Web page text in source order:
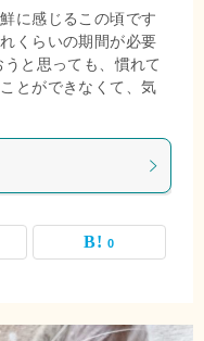
に感じるこの頃です
くらいの期間が必要
と思っても、慣れて
とができなくて、気
0